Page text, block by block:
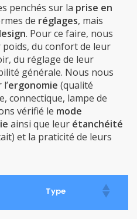
penchés sur la prise en
de réglages, mais
. Pour ce faire, nous
du confort de leur
du réglage de leur
générale. Nous nous
ergonomie (qualité
connectique, lampe de
vérifié le mode
ainsi que leur étanchéité
et la praticité de leurs
Type